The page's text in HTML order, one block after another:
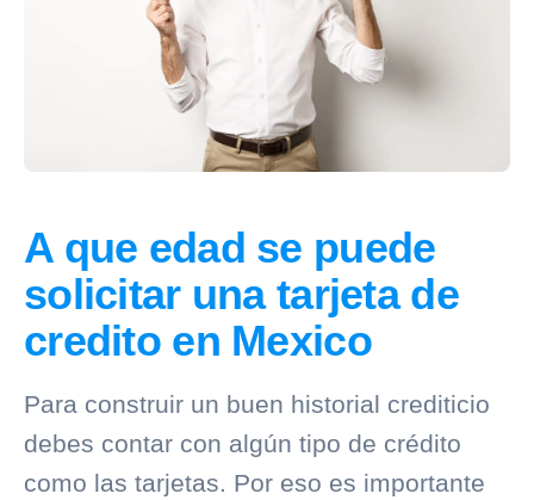
A que edad se puede
solicitar una tarjeta de
credito en Mexico
Para construir un buen historial crediticio
debes contar con algún tipo de crédito
como las tarjetas. Por eso es importante